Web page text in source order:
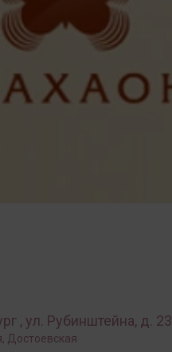
, ул. Рубинштейна, д. 23
Достоевская